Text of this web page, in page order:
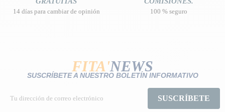
14 días para cambiar de opinión 100 % seguro
FITA'NEWS
SUSCRÍBETE A NUESTRO BOLETÍN INFORMATIVO
SUSCRÍBETE